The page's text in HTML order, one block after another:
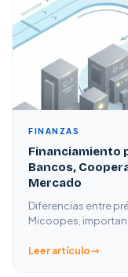
FINANZAS
Financiamiento
Bancos,
Mercado
Diferencias entre
Micoopes,
Leer artículo